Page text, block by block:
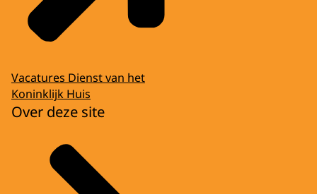
Vacatures Dienst van het
Koninklijk Huis
Over deze site